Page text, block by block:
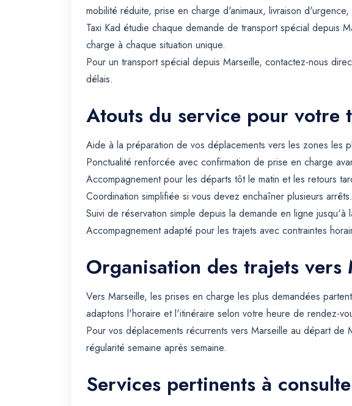
mobilité réduite, prise en charge d'animaux, livraison
Taxi Kad étudie chaque demande de transport spécial depuis
charge à chaque situation unique.
Pour un transport spécial depuis Marseille, contactez-nous
délais.
Atouts du service pour votre
Aide à la préparation de vos déplacements vers les zones les
Ponctualité renforcée avec confirmation de prise en charge
Accompagnement pour les départs tôt le matin et les retours
Coordination simplifiée si vous devez enchaîner plusieurs arrêts.
Suivi de réservation simple depuis la demande en ligne jusqu'à
Accompagnement adapté pour les trajets avec contraintes
Organisation des trajets vers
Vers Marseille, les prises en charge les plus demandées
adaptons l'horaire et l'itinéraire selon votre heure de rendez-
Pour vos déplacements récurrents vers Marseille au départ
régularité semaine après semaine.
Services pertinents à